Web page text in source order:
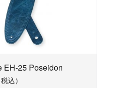
EH-25 Poseidon
税込）